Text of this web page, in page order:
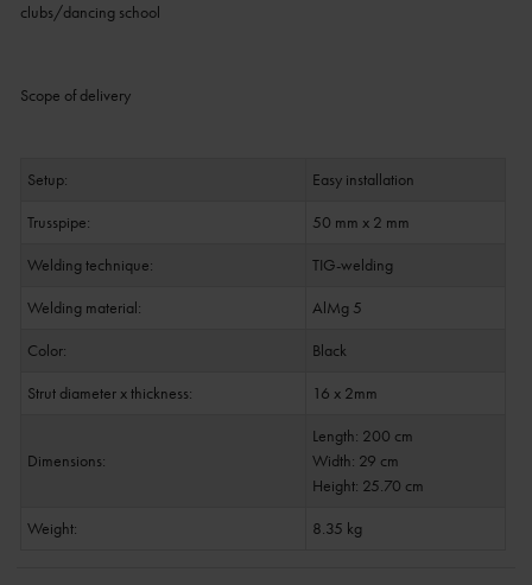
clubs/dancing school
Scope of delivery
Setup:
Easy installation
Trusspipe:
50 mm x 2 mm
Welding technique:
TIG-welding
Welding material:
AlMg 5
Color:
Black
Strut diameter x thickness:
16 x 2mm
Dimensions:
Length: 200 cm
Width: 29 cm
Height: 25.70 cm
Weight:
8.35 kg